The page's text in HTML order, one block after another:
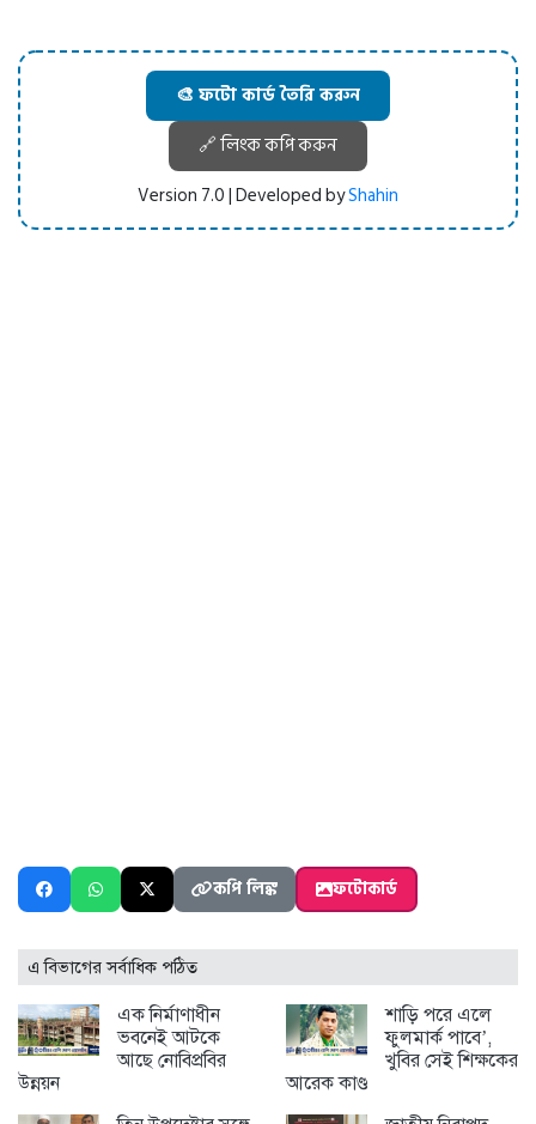
🎨 ফটো কার্ড তৈরি করুন
🔗 লিংক কপি করুন
Version 7.0 | Developed byShahin
কপি লিঙ্ক ফটোকার্ড
এ বিভাগের সর্বাধিক পঠিত
এক নির্মাণাধীন
ভবনেই আটকে
আছে নোবিপ্রবির
উন্নয়ন
শাড়ি পরে এলে
ফুলমার্ক পাবে’,
খুবির সেই শিক্ষকের
আরেক কাণ্ড